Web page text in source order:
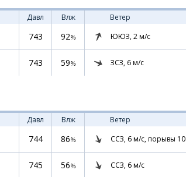
Давл Влж
Ветер
743 92% ЮЮЗ, 2м/с
743 59% ЗСЗ, 6м/с
Давл Влж
Ветер
744 86% ССЗ, 6м/с, порывы 10
745 56% ССЗ, 6м/с